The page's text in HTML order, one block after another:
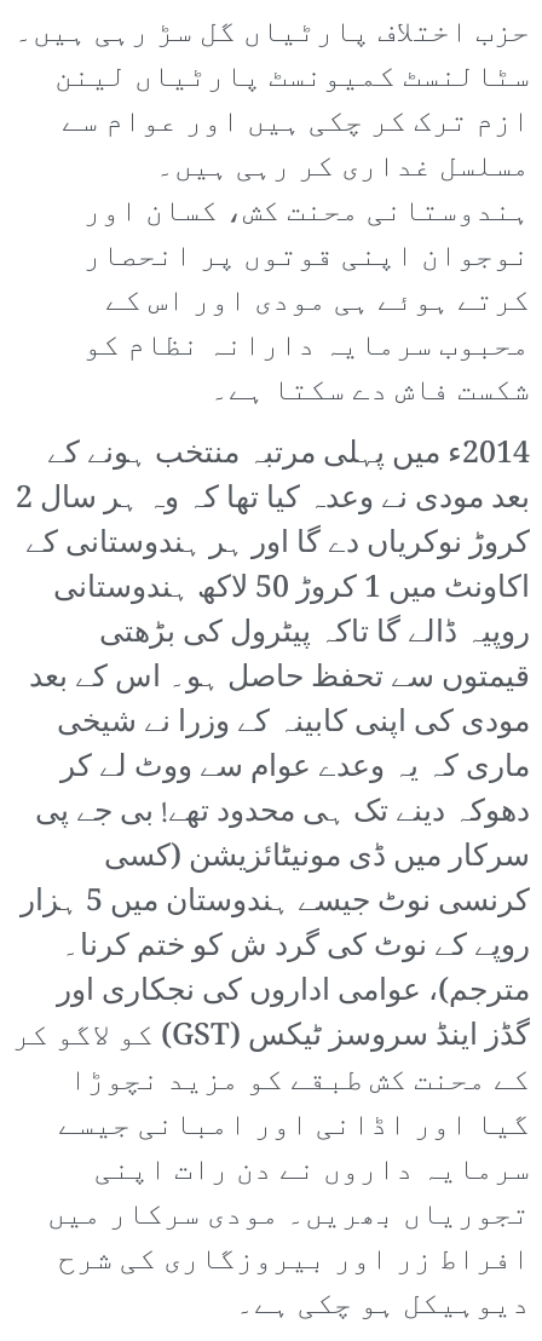
حزب اختلاف پارٹیاں گل سڑ رہی ہیں۔
سٹالنسٹ کمیونسٹ پارٹیاں لینن
ازم ترک کر چکی ہیں اور عوام سے
مسلسل غداری کر رہی ہیں۔
ہندوستانی محنت کش، کسان اور
نوجوان اپنی قوتوں پر انحصار
کرتے ہوئے ہی مودی اور اس کے
محبوب سرمایہ دارانہ نظام کو
شکست فاش دے سکتا ہے۔
2014ء میں پہلی مرتبہ منتخب ہونے کے
بعد مودی نے وعدہ کیا تھا کہ وہ ہر سال 2
کروڑ نوکریاں دے گا اور ہر ہندوستانی کے
اکاونٹ میں 1 کروڑ 50 لاکھ ہندوستانی
روپیہ ڈالے گا تاکہ پیٹرول کی بڑھتی
قیمتوں سے تحفظ حاصل ہو۔ اس کے بعد
مودی کی اپنی کابینہ کے وزرا نے شیخی
ماری کہ یہ وعدے عوام سے ووٹ لے کر
دھوکہ دینے تک ہی محدود تھے! بی جے پی
سرکار میں ڈی مونیٹائزیشن (کسی
کرنسی نوٹ جیسے ہندوستان میں 5 ہزار
روپے کے نوٹ کی گرد ش کو ختم کرنا۔
مترجم)، عوامی اداروں کی نجکاری اور
گڈز اینڈ سروسز ٹیکس (GST) کو لاگو کر
کے محنت کش طبقے کو مزید نچوڑا
گیا اور اڈانی اور امبانی جیسے
سرمایہ داروں نے دن رات اپنی
تجوریاں بھریں۔ مودی سرکار میں
افراط زر اور بیروزگاری کی شرح
دیوہیکل ہو چکی ہے۔